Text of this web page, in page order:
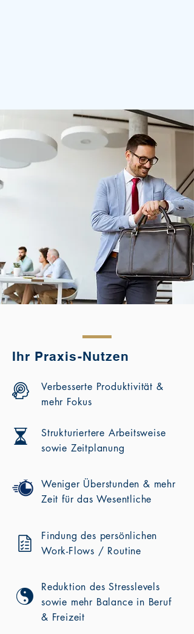
Ihr Praxis-Nutzen
Verbesserte Produktivität &
mehr Fokus
Strukturiertere Arbeitsweise
sowie Zeitplanung
Weniger Überstunden & mehr
Zeit für das Wesentliche
Findung des persönlichen
Work-Flows / Routine
Reduktion des Stresslevels
sowie mehr Balance in Beruf
& Freizeit